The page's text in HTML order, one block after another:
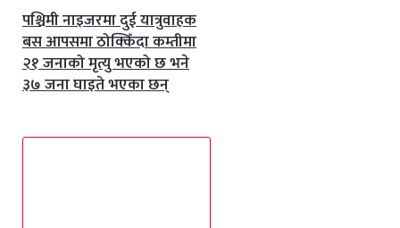
पश्चिमी नाइजरमा दुई यात्रुवाहक
बस आपसमा ठोक्किँदा कम्तीमा
२१ जनाको मृत्यु भएको छ भने
३७ जना घाइते भएका छन्